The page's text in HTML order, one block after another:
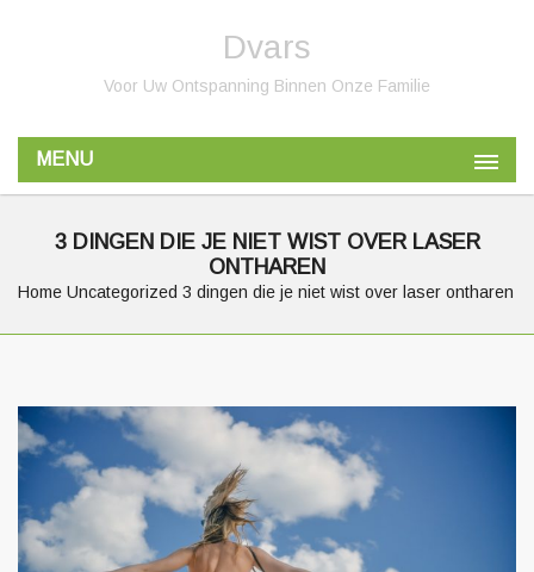
Dvars
Voor Uw Ontspanning Binnen Onze Familie
MENU
3 DINGEN DIE JE NIET WIST OVER LASER
ONTHAREN
Home Uncategorized 3 dingen die je niet wist over laser ontharen